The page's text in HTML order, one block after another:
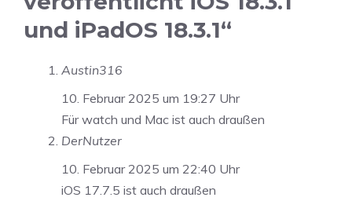
und iPadOS 18.3.1“
Austin316
10. Februar 2025 um 19:27 Uhr
Für watch und Mac ist auch draußen
DerNutzer
10. Februar 2025 um 22:40 Uhr
iOS 17.7.5 ist auch draußen